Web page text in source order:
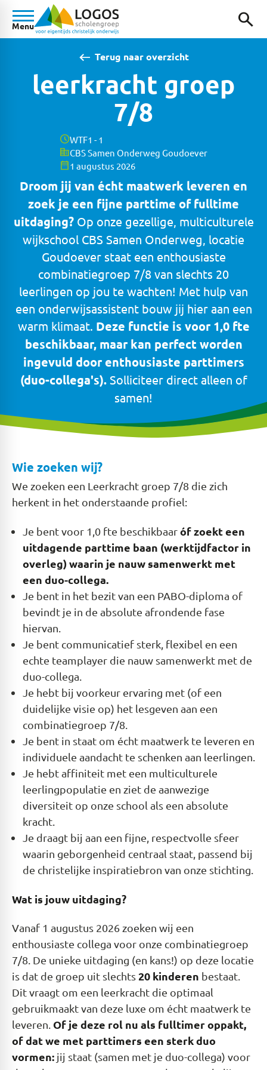
Menu search
west Terug naar overzicht
leerkracht groep
7/8
scheduleWTF1 - 1
corporate_fareCBS Samen Onderweg Goudoever
date_range1 augustus 2026
Droom jij van écht maatwerk leveren en
zoek je een fijne parttime of fulltime
uitdaging?Op onze gezellige, multiculturele
wijkschool CBS Samen Onderweg, locatie
Goudoever staat een enthousiaste
combinatiegroep 7/8 van slechts 20
leerlingen op jou te wachten! Met hulp van
een onderwijsassistent bouw jij hier aan een
warm klimaat. Deze functie is voor 1,0 fte
beschikbaar, maar kan perfect worden
ingevuld door enthousiaste parttimers
(duo-collega's).Solliciteer direct alleen of
samen!
Wie zoeken wij?
We zoeken een Leerkracht groep 7/8 die zich
herkent in het onderstaande profiel:
Je bent voor 1,0 fte beschikbaaróf zoekt een
uitdagende parttime baan (werktijdfactor in
overleg) waarin je nauw samenwerkt met
een duo-collega.
Je bent in het bezit van een PABO-diploma of
bevindt je in de absolute afrondende fase
hiervan.
Je bent communicatief sterk, flexibel en een
echte teamplayer die nauw samenwerkt met de
duo-collega.
Je hebt bij voorkeur ervaring met (of een
duidelijke visie op) het lesgeven aan een
combinatiegroep 7/8.
Je bent in staat om écht maatwerk te leveren en
individuele aandacht te schenken aan leerlingen.
Je hebt affiniteit met een multiculturele
leerlingpopulatie en ziet de aanwezige
diversiteit op onze school als een absolute
kracht.
Je draagt bij aan een fijne, respectvolle sfeer
waarin geborgenheid centraal staat, passend bij
de christelijke inspiratiebron van onze stichting.
Wat is jouw uitdaging?
Vanaf 1 augustus 2026 zoeken wij een
enthousiaste collega voor onze combinatiegroep
7/8. De unieke uitdaging (en kans!) op deze locatie
is dat de groep uit slechts20 kinderen bestaat.
Dit vraagt om een leerkracht die optimaal
gebruikmaakt van deze luxe om écht maatwerk te
leveren. Of je deze rol nu als fulltimer oppakt,
of dat we met parttimers een sterk duo
vormen: jij staat (samen met je duo-collega) voor